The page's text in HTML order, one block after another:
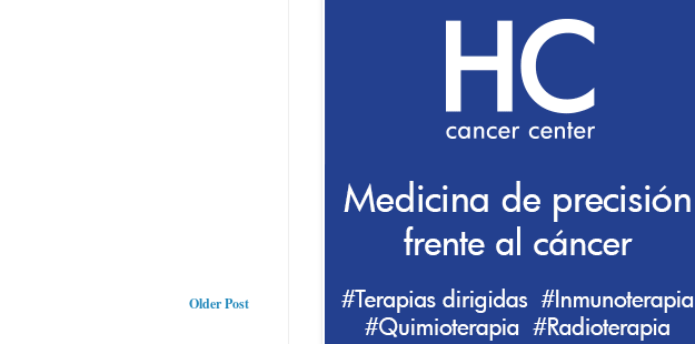
Older Post